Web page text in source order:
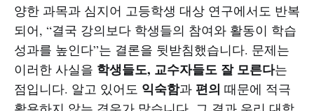
양한 과목과 심지어 고등학생 대상 연구에서도 반복
되어, “결국 강의보다 학생들의 참여와 활동이 학습
성과를 높인다”는 결론을 뒷받침했습니다. 문제는
이러한 사실을 학생들도, 교수자들도 잘 모른다는
점입니다. 알고 있어도 익숙함과 편의 때문에 적극